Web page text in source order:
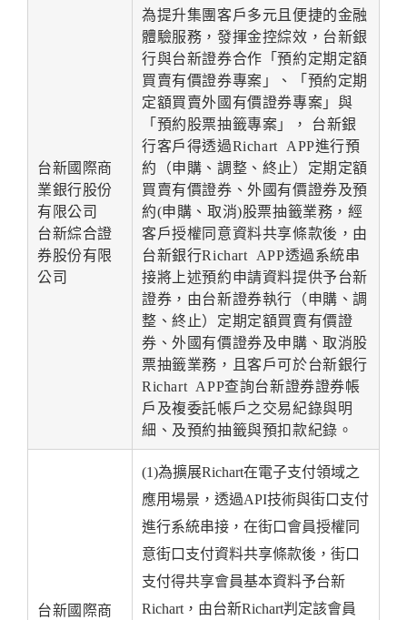
台新國際商
業銀行股份
有限公司
台新綜合證
券股份有限
公司
為提升集團客戶多元且便捷的金融
體驗服務，發揮金控綜效，台新銀
行與台新證券合作「預約定期定額
買賣有價證券專案」、「預約定期
定額買賣外國有價證券專案」與
「預約股票抽籤專案」， 台新銀
行客戶得透過Richart APP進行預
約（申購、調整、終止）定期定額
買賣有價證券、外國有價證券及預
約(申購、取消)股票抽籤業務，經
客戶授權同意資料共享條款後，由
台新銀行Richart APP透過系統串
接將上述預約申請資料提供予台新
證券，由台新證券執行（申購、調
整、終止）定期定額買賣有價證
券、外國有價證券及申購、取消股
票抽籤業務，且客戶可於台新銀行
Richart APP查詢台新證券證券帳
戶及複委託帳戶之交易紀錄與明
細、及預約抽籤與預扣款紀錄。
台新國際商
(1)為擴展Richart在電子支付領域之
應用場景，透過API技術與街口支付
進行系統串接，在街口會員授權同
意街口支付資料共享條款後，街口
支付得共享會員基本資料予台新
Richart，由台新Richart判定該會員